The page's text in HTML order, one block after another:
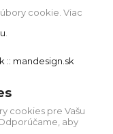
cookie. Viac
cookies pre Vašu
aby